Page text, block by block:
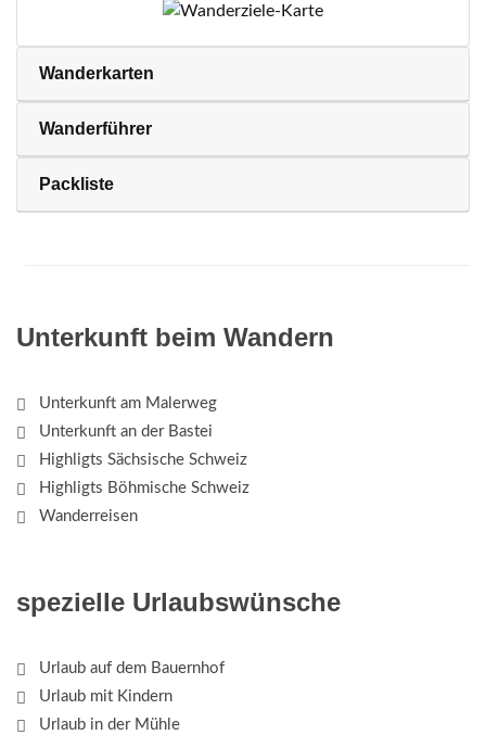
Wanderkarten
Wanderführer
Packliste
Unterkunft beim Wandern
Unterkunft am Malerweg
Unterkunft an der Bastei
Highligts Sächsische Schweiz
Highligts Böhmische Schweiz
Wanderreisen
spezielle Urlaubswünsche
Urlaub auf dem Bauernhof
Urlaub mit Kindern
Urlaub in der Mühle